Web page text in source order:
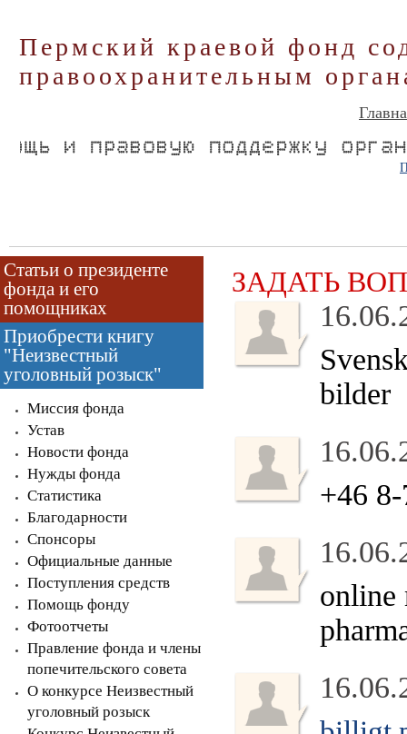
Пермский краевой фонд
правоохранительным
Статьи о президенте
фонда и его
помощниках
Приобрести книгу
"Неизвестный
уголовный розыск"
Миссия фонда
Устав
Новости фонда
Нужды фонда
Статистика
Благодарности
Спонсоры
Официальные данные
Поступления средств
Помощь фонду
Фотоотчеты
Правление фонда и члены
попечительского совета
О конкурсе Неизвестный
уголовный розыск
ЗАДАТЬ
bilder
+46
online